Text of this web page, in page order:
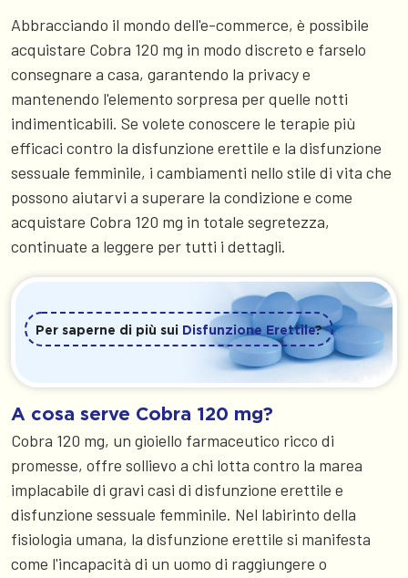
Abbracciando il mondo dell'e-commerce, è possibile
acquistare Cobra 120 mg in modo discreto e farselo
consegnare a casa, garantendo la privacy e
mantenendo l'elemento sorpresa per quelle notti
indimenticabili. Se volete conoscere le terapie più
efficaci contro la disfunzione erettile e la disfunzione
sessuale femminile, i cambiamenti nello stile di vita che
possono aiutarvi a superare la condizione e come
acquistare Cobra 120 mg in totale segretezza,
continuate a leggere per tutti i dettagli.
Per saperne di più sui Disfunzione Erettile?
A cosa serve Cobra 120 mg?
Cobra 120 mg, un gioiello farmaceutico ricco di
promesse, offre sollievo a chi lotta contro la marea
implacabile di gravi casi di disfunzione erettile e
disfunzione sessuale femminile. Nel labirinto della
fisiologia umana, la disfunzione erettile si manifesta
come l'incapacità di un uomo di raggiungere o